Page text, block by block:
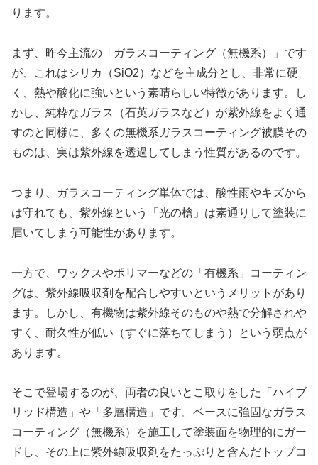
ります。
まず、昨今主流の「ガラスコーティング（無機系）」です
が、これはシリカ（SiO2）などを主成分とし、非常に硬
く、熱や酸化に強いという素晴らしい特徴があります。し
かし、純粋なガラス（石英ガラスなど）が紫外線をよく通
すのと同様に、多くの無機系ガラスコーティング被膜その
ものは、実は紫外線を透過してしまう性質があるのです。
つまり、ガラスコーティング単体では、酸性雨やキズから
は守れても、紫外線という「光の槍」は素通りして塗装に
届いてしまう可能性があります。
一方で、ワックスやポリマーなどの「有機系」コーティン
グは、紫外線吸収剤を配合しやすいというメリットがあり
ます。しかし、有機物は紫外線そのものや熱で分解されや
すく、耐久性が低い（すぐに落ちてしまう）という弱点が
あります。
そこで登場するのが、両者の良いとこ取りをした「ハイブ
リッド構造」や「多層構造」です。ベースに強固なガラス
コーティング（無機系）を施工して塗装面を物理的にガー
ドし、その上に紫外線吸収剤をたっぷりと含んだトップコ